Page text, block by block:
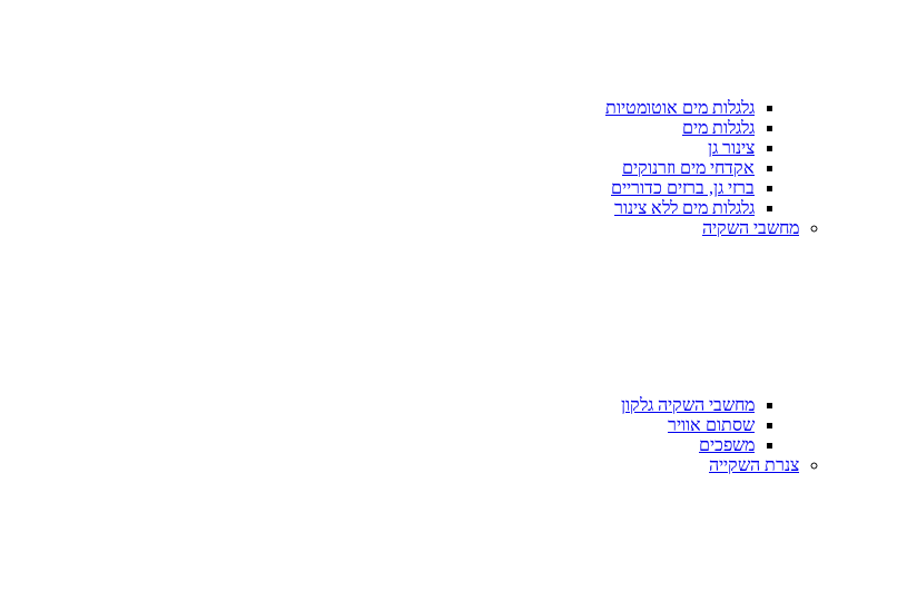
גלגלות מים אוטומטיות
גלגלות מים
צינור גן
אקדחי מים וזרנוקים
ברזי גן, ברזים כדוריים
גלגלות מים ללא צינור
מחשבי השקיה
מחשבי השקיה גלקון
שסתום אוויר
משפכים
צנרת השקייה